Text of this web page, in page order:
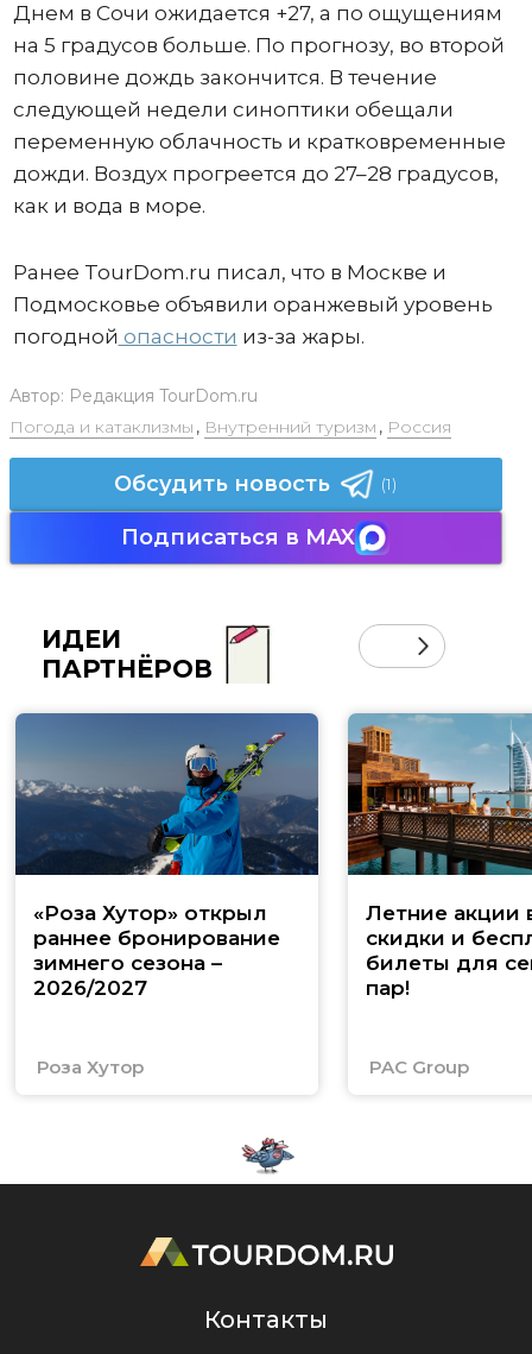
Днем в Сочи ожидается +27, а по ощущениям
на 5 градусов больше. По прогнозу, во второй
половине дождь закончится. В течение
следующей недели синоптики обещали
переменную облачность и кратковременные
дожди. Воздух прогреется до 27–28 градусов,
как и вода в море.
Ранее TourDom.ru писал, что в Москве и
Подмосковье объявили оранжевый уровень
погодной опасности из-за жары.
Автор: Редакция TourDom.ru
Погода и катаклизмы , Внутренний туризм , Россия
Обсудить новость (1)
Подписаться в MAX
ИДЕИ
ПАРТНЁРОВ
«Роза Хутор» открыл
раннее бронирование
зимнего сезона –
2026/2027
Роза Хутор
Летние акции
скидки и
билеты для
пар!
PAC Group
Контакты